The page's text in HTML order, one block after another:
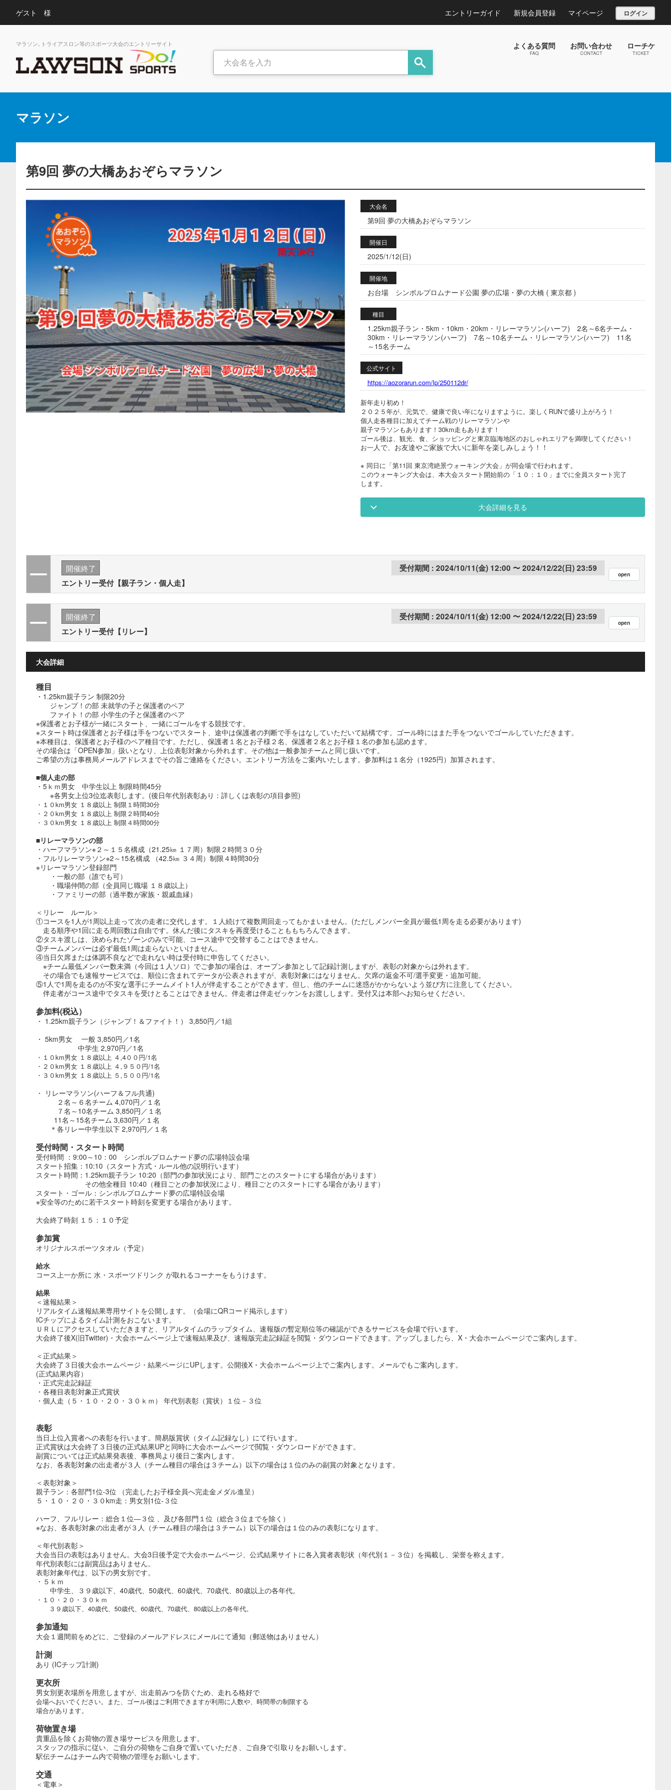
ゲスト 様 エントリーガイド 新規会員登録 マイページ ログイン
マラソン､トライアスロン等のスポーツ大会のエントリーサイト よくある質問
FAQ
お問い合わせ
CONTACT
ローチケ
TICKET
マラソン
第9回 夢の大橋あおぞらマラソン
大会名
第9回 夢の大橋あおぞらマラソン
開催日
2025/1/12(日)
開催地
お台場 シンボルプロムナード公園 夢の広場・夢の大橋 ( 東京都 )
種目
1.25km親子ラン・5km・10km・20km・リレーマラソン(ハーフ) 2名～6名チーム・
30km・リレーマラソン(ハーフ) 7名～10名チーム・リレーマラソン(ハーフ) 11名
～15名チーム
公式サイト
https://aozorarun.com/lp/250112dr/
新年走り初め！
２０２５年が、元気で、健康で良い年になりますように。楽しくRUNで盛り上がろう！
個人走各種目に加えてチーム戦のリレーマラソンや
親子マラソンもあります！30km走もあります！
ゴール後は、観光、食、ショッピングと東京臨海地区のおしゃれエリアを満喫してください！
お一人で、お友達やご家族で大いに新年を楽しみしょう！！
※ 同日に「第11回 東京湾絶景ウォーキング大会」が同会場で行われます。
このウォーキング大会は、本大会スタート開始前の「１０：１０」までに全員スタート完了
します。
大会詳細を見る
開催終了
エントリー受付【親子ラン・個人走】
2024/10/11(金) 12:00 2024/12/22(日) 23:59
開催終了
エントリー受付【リレー】
2024/10/11(金) 12:00 2024/12/22(日) 23:59
大会詳細
種目
・1.25km親子ラン 制限20分
ジャンプ！の部 未就学の子と保護者のペア
ファイト！の部 小学生の子と保護者のペア
※保護者とお子様が一緒にスタート、一緒にゴールをする競技です。
※スタート時は保護者とお子様は手をつないでスタート、途中は保護者の判断で手をはなしていただいて結構です。ゴール時にはまた手をつないでゴールしていただきます。
※本種目は、保護者とお子様のペア種目です。ただし、保護者１名とお子様２名、保護者２名とお子様１名の参加も認めます。
その場合は「OPEN参加」扱いとなり、上位表彰対象から外れます。その他は一般参加チームと同じ扱いです。
ご希望の方は事務局メールアドレスまでその旨ご連絡をください。エントリー方法をご案内いたします。参加料は１名分（1925円）加算されます。
■個人走の部
・5ｋｍ男女 中学生以上 制限時間45分
※各男女上位3位迄表彰します。(後日年代別表彰あり：詳しくは表彰の項目参照)
・１０km男女 １８歳以上 制限１時間30分
・２０km男女 １８歳以上 制限２時間40分
・３０km男女 １８歳以上 制限４時間00分
■リレーマラソンの部
・ハーフマラソン※２～１５名構成（21.25㎞ １７周）制限２時間３０分
・フルリレーマラソン※2～15名構成 （42.5㎞ ３４周）制限４時間30分
※リレーマラソン登録部門
・一般の部（誰でも可）
・職場仲間の部（全員同じ職場 １８歳以上）
・ファミリーの部（過半数が家族・親戚血縁）
＜リレー ルール＞
①コースを1人が1周以上走って次の走者に交代します。１人続けて複数周回走ってもかまいません。(ただしメンバー全員が最低1周を走る必要があります)
走る順序や1回に走る周回数は自由です。休んだ後にタスキを再度受けることももちろんできます。
②タスキ渡しは、決められたゾーンのみで可能、コース途中で交替することはできません。
③チームメンバーは必ず最低1周は走らないといけません。
④当日欠席または体調不良などで走れない時は受付時に申告してください。
※チーム最低メンバー数未満（今回は１人ソロ）でご参加の場合は、オープン参加として記録計測しますが、表彰の対象からは外れます。
その場合でも速報サービスでは、順位に含まれてデータが公表されますが、表彰対象にはなりません。欠席の返金不可/選手変更・追加可能。
⑤1人で1周を走るのが不安な選手にチームメイト1人が伴走することができます。但し、他のチームに迷惑がかからないよう並び方に注意してください。
伴走者がコース途中でタスキを受けとることはできません。伴走者は伴走ゼッケンをお渡しします。受付又は本部へお知らせください。
参加料(税込）
・ 1.25km親子ラン（ジャンプ！＆ファイト！） 3,850円／1組
・ 5km男女 一般 3,850円／1名
中学生 2,970円／1名
・１０km男女 １８歳以上 ４,4００円/1名
・２０km男女 １８歳以上 ４,９５０円/1名
・３０km男女 １８歳以上 ５,５００円/1名
・ リレーマラソン(ハーフ＆フル共通)
２名～６名チーム 4,070円／１名
７名～10名チーム 3,850円／１名
11名～15名チーム 3,630円／１名
＊各リレー中学生以下 2,970円／１名
受付時間・スタート時間
受付時間 ：9:00～10：00 シンボルプロムナード夢の広場特設会場
スタート招集：10:10（スタート方式・ルール他の説明行います）
スタート時間：1.25km親子ラン 10:20（部門の参加状況により、部門ごとのスタートにする場合があります）
その他全種目 10:40（種目ごとの参加状況により、種目ごとのスタートにする場合があります）
スタート・ゴール：シンボルプロムナード夢の広場特設会場
※安全等のために若干スタート時刻を変更する場合があります。
大会終了時刻 １５：１０予定
参加賞
オリジナルスポーツタオル（予定）
給水
コース上一か所に 水・スポーツドリンク が取れるコーナーをもうけます。
結果
＜速報結果＞
リアルタイム速報結果専用サイトを公開します。（会場にQRコード掲示します）
ICチップによるタイム計測をおこないます。
ＵＲＬにアクセスしていただきますと、リアルタイムのラップタイム、速報版の暫定順位等の確認ができるサービスを会場で行います。
大会終了後X(旧Twitter)・大会ホームページ上で速報結果及び、速報版完走記録証を閲覧・ダウンロードできます。アップしましたら、X・大会ホームページでご案内します。
＜正式結果＞
大会終了３日後大会ホームページ・結果ページにUPします。公開後X・大会ホームページ上でご案内します。メールでもご案内します。
(正式結果内容）
・正式完走記録証
・各種目表彰対象正式賞状
・個人走（５・１０・２０・３０ｋｍ） 年代別表彰（賞状）１位－３位
表彰
当日上位入賞者への表彰を行います。簡易版賞状（タイム記録なし）にて行います。
正式賞状は大会終了３日後の正式結果UPと同時に大会ホームページで閲覧・ダウンロードができます。
副賞については正式結果発表後、事務局より後日ご案内します。
なお、各表彰対象の出走者が３人（チーム種目の場合は３チーム）以下の場合は１位のみの副賞の対象となります。
＜表彰対象＞
親子ラン：各部門1位-3位 （完走したお子様全員へ完走金メダル進呈）
５・１０・２０・３０km走：男女別1位-３位
ハーフ、フルリレー：総合１位―３位 、及び各部門１位（総合３位までを除く）
※なお、各表彰対象の出走者が３人（チーム種目の場合は３チーム）以下の場合は１位のみの表彰になります。
＜年代別表彰＞
大会当日の表彰はありません。大会3日後予定で大会ホームページ、公式結果サイトに各入賞者表彰状（年代別１－３位）を掲載し、栄誉を称えます。
年代別表彰には副賞品はありません。
表彰対象年代は、以下の男女別です。
・５ｋｍ
中学生、３９歳以下、40歳代、50歳代、60歳代、70歳代、80歳以上の各年代。
・１０・２０・３０ｋｍ
３９歳以下、40歳代、50歳代、60歳代、70歳代、80歳以上の各年代。
参加通知
大会１週間前をめどに、ご登録のメールアドレスにメールにて通知（郵送物はありません）
計測
あり (ICチップ計測)
更衣所
男女別更衣場所を用意しますが、出走前みつを防ぐため、走れる格好で
会場へおいでください。また、ゴール後はご利用できますが利用に人数や、時間帯の制限する
場合があります。
荷物置き場
貴重品を除くお荷物の置き場サービスを用意します。
スタッフの指示に従い、ご自分の荷物をご自身で置いていただき、ご自身で引取りをお願いします。
駅伝チームはチーム内で荷物の管理をお願いします。
交通
＜電車＞